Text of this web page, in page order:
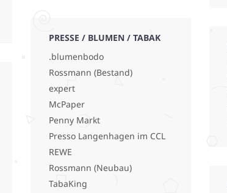
PRESSE / BLUMEN / TABAK
.blumenbodo
Rossmann (Bestand)
expert
McPaper
Penny Markt
Presso Langenhagen im CCL
REWE
Rossmann (Neubau)
TabaKing